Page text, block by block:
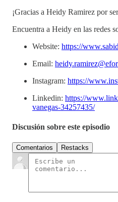
¡Gracias a Heidy Ramirez por
Encuentra a Heidy en las redes
Website: https://
Email:
Instagram: https://
Linkedin: https://
vanegas-34257435/
Discusión sobre este episodio
Comentarios Restacks